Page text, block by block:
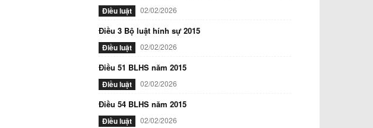
Điều luật 02/02/2026
Điều 3 Bộ luật hính sự 2015
Điều luật 02/02/2026
Điều 51 BLHS năm 2015
Điều luật 02/02/2026
Điều 54 BLHS năm 2015
Điều luật 02/02/2026